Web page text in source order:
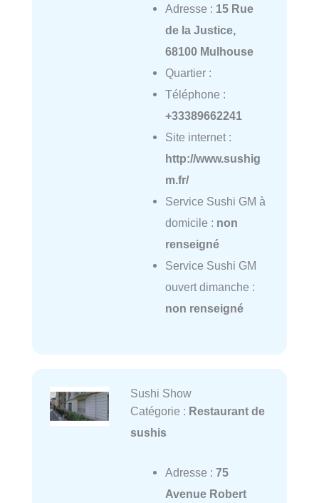
Adresse : 15 Rue
de la Justice,
68100 Mulhouse
Quartier :
Téléphone :
+33389662241
Site internet :
http://www.sushig
m.fr/
Service Sushi GM à
domicile : non
renseigné
Service Sushi GM
ouvert dimanche :
non renseigné
Sushi Show
Catégorie : Restaurant de
sushis
Adresse : 75
Avenue Robert